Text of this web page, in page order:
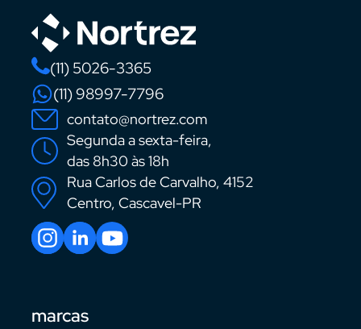
(11) 5026-3365
(11) 98997-7796
contato@nortrez.com
Segunda a sexta-feira,
das 8h30 às 18h
Rua Carlos de Carvalho, 4152
Centro, Cascavel-PR
marcas